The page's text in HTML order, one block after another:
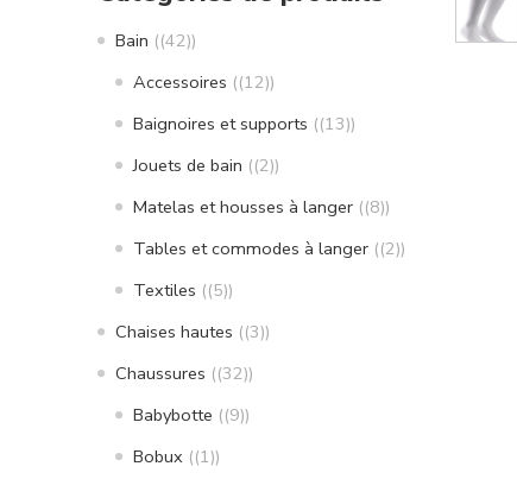
Bain (42)
Accessoires (12)
Baignoires et supports (13)
Jouets de bain (2)
Matelas et housses à langer (8)
Tables et commodes à langer (2)
Textiles (5)
Chaises hautes (3)
Chaussures (32)
Babybotte (9)
Bobux (1)